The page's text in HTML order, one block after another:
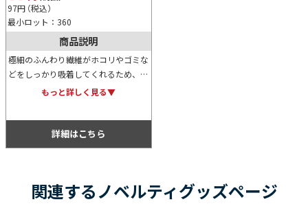
97円（税込）
最小ロット：360
商品説明
極細のふんわり繊維がホコリやゴミな
どをしっかり吸着してくれるため、サ
ッシなどの凹凸のある箇所や家具の裏
もっと詳しく見る▼
詳細はこちら
関連するノベルティグッズページ